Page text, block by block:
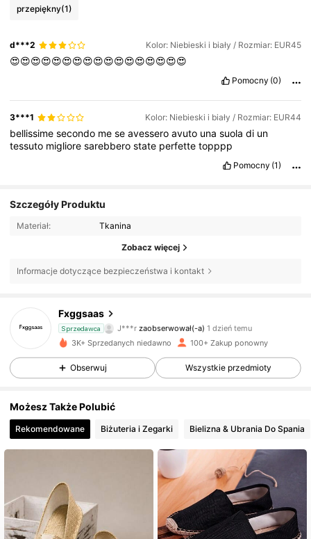
przepiękny(1)
d***2 Kolor: Niebieski i biały / Rozmiar: EUR45
😍😍😍😍😍😍😍😍😍😍😍😍😍😍😍😍😍
Pomocny (0)
3***1 Kolor: Niebieski i biały / Rozmiar: EUR44
bellissimesecondo meseavesseroavuto unasuoladi un
tessuto miglioresarebberostate perfettetopppp
Pomocny (1)
Szczegóły Produktu
Materiał: Tkanina
Zobacz więcej
Informacje dotyczące bezpieczeństwa i kontakt
Fxggsaas
Sprzedawca J***r zaobserwował(-a) 1 dzień temu
4,51
33 Obserwujący
33 Obserwujący
4,51
33 Obserwujący
33 Obserwujący
3K+ Sprzedanych niedawno 100+ Zakup ponowny
Obserwuj Wszystkie przedmioty
Możesz Także Polubić
Rekomendowane Biżuteria i Zegarki Bielizna & Ubrania Do Spania